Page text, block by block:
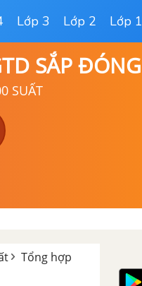
Lớp 3 Lớp 2 Lớp 1
SẮP ĐÓNG
SUẤT
Tổng hợp